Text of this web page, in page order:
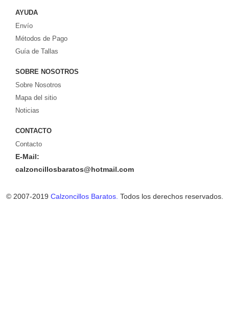
AYUDA
Envío
Métodos de Pago
Guía de Tallas
SOBRE NOSOTROS
Sobre Nosotros
Mapa del sitio
Noticias
CONTACTO
Contacto
E-Mail:
calzoncillosbaratos@hotmail.com
© 2007-2019 Calzoncillos Baratos. Todos los derechos reservados.